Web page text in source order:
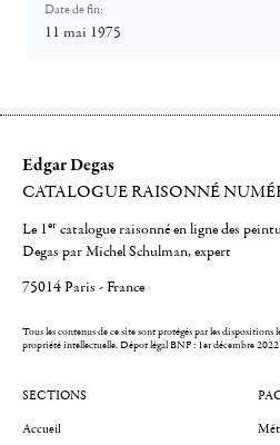
Date de fin:
11 mai 1975
Edgar Degas
CATALOGUE RAISONNÉ
Le 1er catalogue raisonné en ligne des
Degas par Michel Schulman, expert
75014 Paris - France
Tous les contenus de ce site sont protégés par les dispositions
propriété intellectuelle.Dépot légal BNF : 1er décembre 2022
SECTIONS
Accueil